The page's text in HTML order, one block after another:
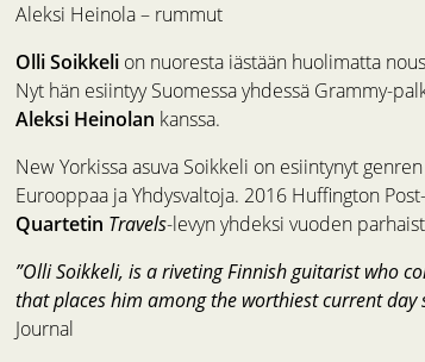
Aleksi Heinola – rummut
Olli Soikkelion nuoresta iästään huolimatta
Nyt hän esiintyy Suomessa yhdessä Grammy-
Aleksi Heinolan kanssa.
New Yorkissa asuva Soikkeli on esiintynyt
Eurooppaa ja Yhdysvaltoja. 2016 Huffington
Quartetin Travels-levyn yhdeksi vuoden
”Olli Soikkeli, is a riveting Finnish guitarist who
that places him among the worthiest current day
Journal